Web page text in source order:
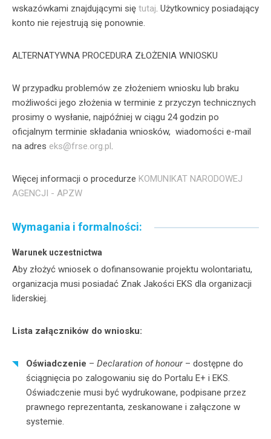
wskazówkami znajdującymi się tutaj. Użytkownicy posiadający
konto nie rejestrują się ponownie.
ALTERNATYWNA PROCEDURA ZŁOŻENIA WNIOSKU
W przypadku problemów ze złożeniem wniosku lub braku
możliwości jego złożenia w terminie z przyczyn technicznych
prosimy o wysłanie, najpóźniej w ciągu 24 godzin po
oficjalnym terminie składania wniosków, wiadomości e-mail
na adres eks@frse.org.pl.
Więcej informacji o procedurze KOMUNIKAT NARODOWEJ
AGENCJI - APZW
Wymagania i formalności:
Warunek uczestnictwa
Aby złożyć wniosek o dofinansowanie projektu wolontariatu,
organizacja musi posiadać Znak Jakości EKS dla organizacji
liderskiej.
Lista załączników do wniosku:
Oświadczenie – Declaration of honour– dostępne do
ściągnięcia po zalogowaniu się do Portalu E+ i EKS.
Oświadczenie musi być wydrukowane, podpisane przez
prawnego reprezentanta, zeskanowane i załączone w
systemie.